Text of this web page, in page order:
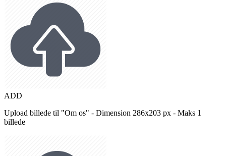
ADD
Upload billede til "Om os" - Dimension 286x203 px - Maks 1
billede